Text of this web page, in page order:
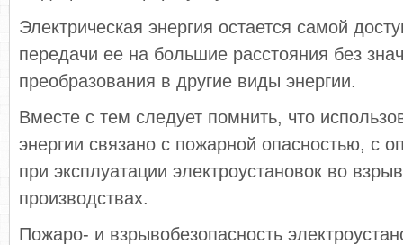
Электрическая энергия остается самой
передачи ее на большие расстояния без
преобразования в другие виды энергии.
Вместе с тем следует помнить, что
энергии связано с пожарной опасностью, с
при эксплуатации электроустановок во
производствах.
Пожаро- и взрывобезопасность